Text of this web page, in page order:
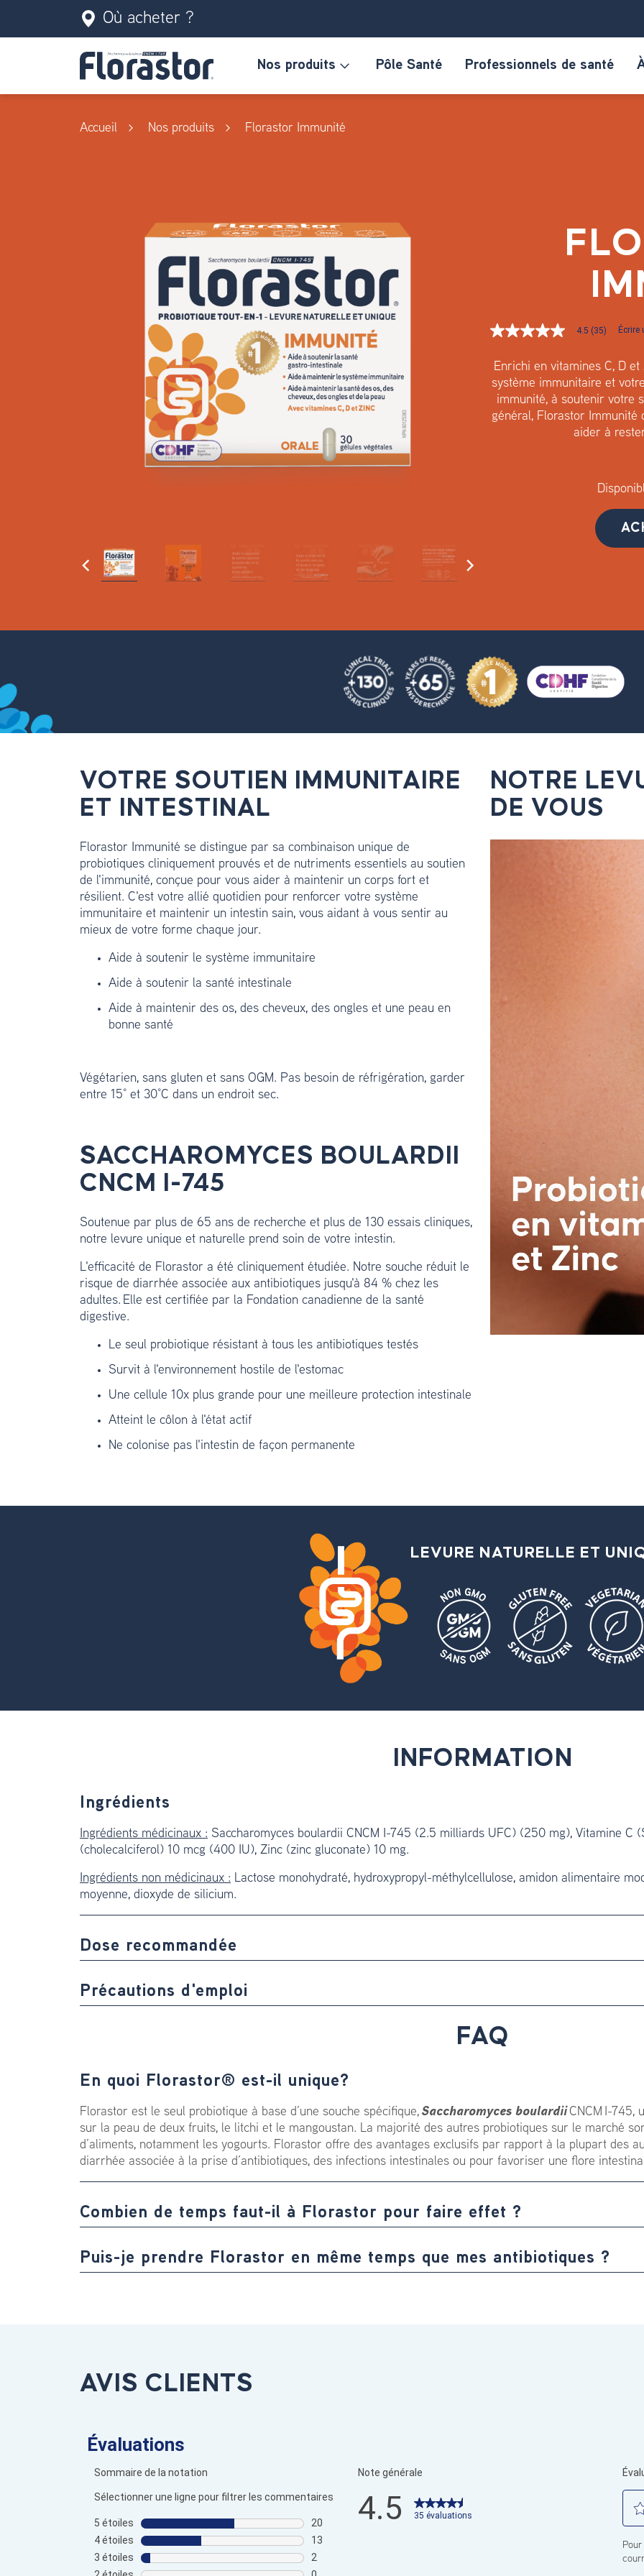
Où acheter ?
Nos produits Pôle Santé Professionnels de santé
Accueil Nos produits Florastor Immunité
4.5
sur
5
valeur
de
note
4.5 (35) Écrire
Enrichi en vitamines C, D
système immunitaire et
immunité, à soutenir votre
général, Florastor Immunité
aider à
VOTRE SOUTIEN IMMUNITAIRE
ET INTESTINAL
Florastor Immunité se distingue par sa combinaison unique de
probiotiques cliniquement prouvés et de nutriments essentiels au soutien
de l'immunité, conçue pour vous aider à maintenir un corps fort et
résilient. C'est votre allié quotidien pour renforcer votre système
immunitaire et maintenir un intestin sain, vous aidant à vous sentir au
mieux de votre forme chaque jour.
Aide à soutenir le système immunitaire
Aide à soutenir la santé intestinale
Aide à maintenir des os, des cheveux, des ongles et une peau en
bonne santé
Végétarien, sans gluten et sans OGM. Pas besoin de réfrigération, garder
entre 15° et 30°C dans un endroit sec.
SACCHAROMYCES BOULARDII
CNCM I-745
Soutenue par plus de 65 ans de recherche et plus de 130 essais cliniques,
notre levure unique et naturelle prend soin de votre intestin.
L'efficacité de Florastor a été cliniquement étudiée. Notre souche réduit le
risque de diarrhée associée aux antibiotiques jusqu'à 84 % chez les
adultes. Elle est certifiée par la Fondation canadienne de la santé
digestive.
Le seul probiotique résistant à tous les antibiotiques testés
Survit à l'environnement hostile de l'estomac
Une cellule 10x plus grande pour une meilleure protection intestinale
Atteint le côlon à l'état actif
Ne colonise pas l'intestin de façon permanente
NOTRE
DE VOUS
LEVURE NATURELLE ET
INFORMATION
Ingrédients
Ingrédients médicinaux : Saccharomyces boulardii CNCM I-745 (2.5 milliards UFC) (250 mg), Vitamine C
(cholecalciferol) 10 mcg (400 IU), Zinc (zinc gluconate) 10 mg.
Ingrédients non médicinaux : Lactose monohydraté, hydroxypropyl-méthylcellulose, amidon alimentaire
moyenne, dioxyde de silicium.
Dose recommandée
Précautions d'emploi
FAQ
En quoi Florastor® est-il unique?
Florastor est le seul probiotique à base d’une souche spécifique, Saccharomyces boulardiiCNCM I-745,
sur la peau de deux fruits, le litchi et le mangoustan. La majorité des autres probiotiques sur le marché
d’aliments, notamment les yogourts. Florastor offre des avantages exclusifs par rapport à la plupart des
diarrhée associée à la prise d’antibiotiques, des infections intestinales ou pour favoriser une flore
Combien de temps faut-il à Florastor pour faire effet ?
Puis-je prendre Florastor en même temps que mes antibiotiques ?
AVIS CLIENTS